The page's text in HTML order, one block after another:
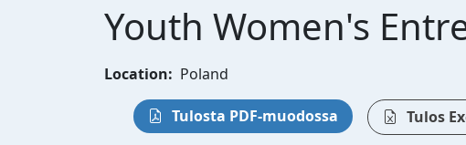
Youth Women's
Location: Poland
Tulosta PDF-muodossa Tulos